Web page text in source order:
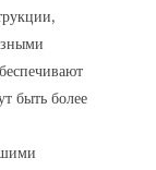
быть более